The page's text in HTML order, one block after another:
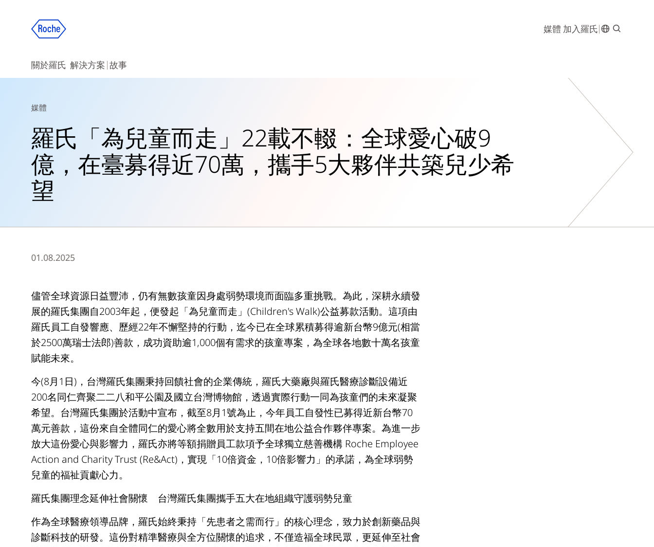
媒體 加入羅氏
關於羅氏 解決方案 故事
媒體
羅氏「為兒童而走」22載不輟：全球愛心破9
億，在臺募得近70萬，攜手5大夥伴共築兒少希
望
01.08.2025
儘管全球資源日益豐沛，仍有無數孩童因身處弱勢環境而面臨多重挑戰。為此，深耕永續發
展的羅氏集團自2003年起，便發起「為兒童而走」(Children's Walk)公益募款活動。這項由
羅氏員工自發響應、歷經22年不懈堅持的行動，迄今已在全球累積募得逾新台幣9億元(相當
於2500萬瑞士法郎)善款，成功資助逾1,000個有需求的孩童專案，為全球各地數十萬名孩童
賦能未來。
今(8月1日)，台灣羅氏集團秉持回饋社會的企業傳統，羅氏大藥廠與羅氏醫療診斷設備近
200名同仁齊聚二二八和平公園及國立台灣博物館，透過實際行動一同為孩童們的未來凝聚
希望。台灣羅氏集團於活動中宣布，截至8月1號為止，今年員工自發性已募得近新台幣70
萬元善款，這份來自全體同仁的愛心將全數用於支持五間在地公益合作夥伴專案。為進一步
放大這份愛心與影響力，羅氏亦將等額捐贈員工款項予全球獨立慈善機構 Roche Employee
Action and Charity Trust (Re&Act)，實現「10倍資金，10倍影響力」的承諾，為全球弱勢
兒童的福祉貢獻心力。
羅氏集團理念延伸社會關懷 台灣羅氏集團攜手五大在地組織守護弱勢兒童
作為全球醫療領導品牌，羅氏始終秉持「先患者之需而行」的核心理念，致力於創新藥品與
診斷科技的研發。這份對精準醫療與全方位關懷的追求，不僅造福全球民眾，更延伸至社會